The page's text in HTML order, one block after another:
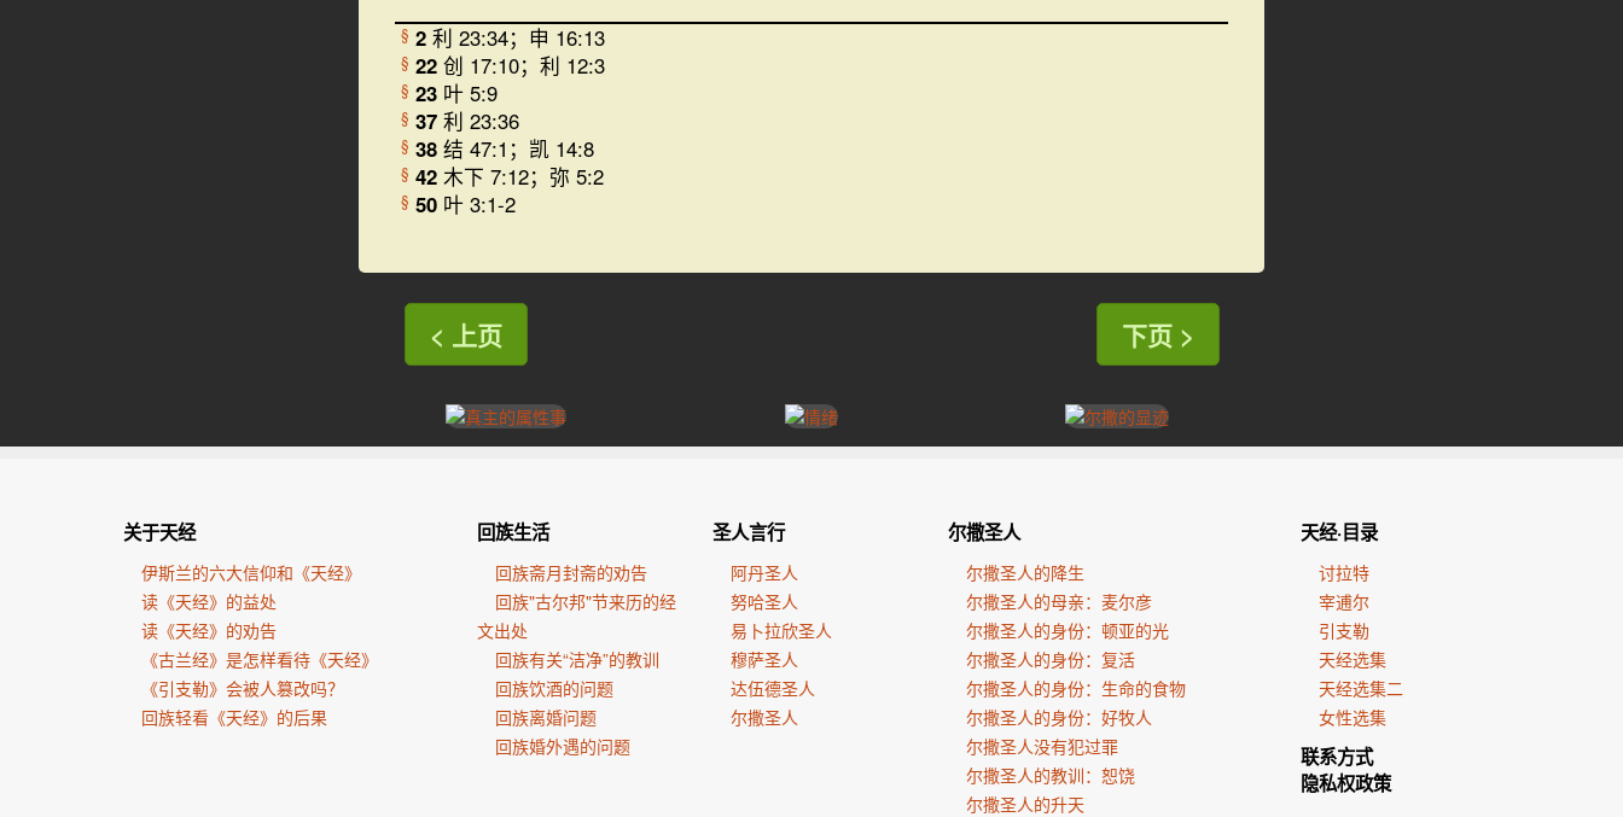
§ 2 利 23:34；申 16:13
§ 22 创 17:10；利 12:3
§ 23 叶 5:9
§ 37 利 23:36
§ 38 结 47:1；凯 14:8
§ 42 木下 7:12；弥 5:2
§ 50 叶 3:1-2
< 上页 下页 >
关于天经
伊斯兰的六大信仰和《天经》
读《天经》的益处
读《天经》的劝告
《古兰经》是怎样看待《天经》
《引支勒》会被人篡改吗？
回族轻看《天经》的后果
回族生活
回族斋月封斋的劝告
回族"古尔邦"节来历的经
文出处
回族有关“洁净”的教训
回族饮酒的问题
回族离婚问题
回族婚外遇的问题
圣人言行
阿丹圣人
努哈圣人
易卜拉欣圣人
穆萨圣人
达伍德圣人
尔撒圣人
尔撒圣人
尔撒圣人的降生
尔撒圣人的母亲：麦尔彦
尔撒圣人的身份：顿亚的光
尔撒圣人的身份：复活
尔撒圣人的身份：生命的食物
尔撒圣人的身份：好牧人
尔撒圣人没有犯过罪
尔撒圣人的教训：恕饶
尔撒圣人的升天
天经·目录
讨拉特
宰逋尔
引支勒
天经选集
天经选集二
女性选集
联系方式
隐私权政策